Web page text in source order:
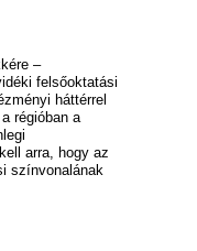
–
felsőoktatási
háttérrel
régióban a
arra, hogy az
színvonalának